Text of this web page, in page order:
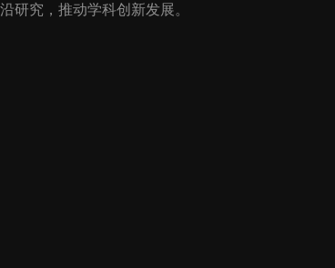
究，推动学科创新发展。